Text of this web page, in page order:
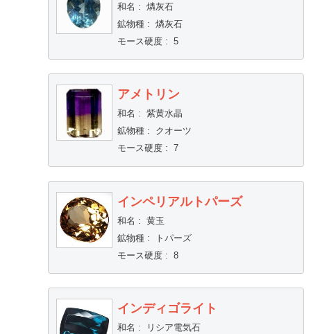
和名 : 燐灰石
鉱物種: 燐灰石
モース硬度: 5
アメトリン
和名 : 紫黄水晶
鉱物種:
クオーツ
モース硬度: 7
インペリアルトパーズ
和名 : 黄玉
鉱物種:
トパーズ
モース硬度: 8
インディゴライト
和名 :
リシア電気石